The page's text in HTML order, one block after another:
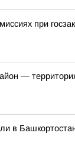
при
—
в